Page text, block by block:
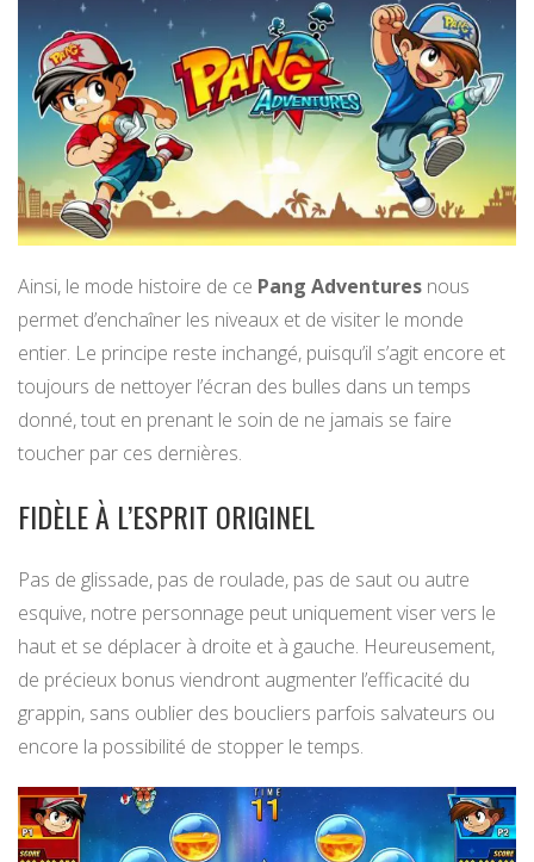
Ainsi, le mode histoire de ce Pang Adventures nous
permet d’enchaîner les niveaux et de visiter le monde
entier. Le principe reste inchangé, puisqu’il s’agit encore et
toujours de nettoyer l’écran des bulles dans un temps
donné, tout en prenant le soin de ne jamais se faire
toucher par ces dernières.
FIDÈLE À L’ESPRIT ORIGINEL
Pas de glissade, pas de roulade, pas de saut ou autre
esquive, notre personnage peut uniquement viser vers le
haut et se déplacer à droite et à gauche. Heureusement,
de précieux bonus viendront augmenter l’efficacité du
grappin, sans oublier des boucliers parfois salvateurs ou
encore la possibilité de stopper le temps.